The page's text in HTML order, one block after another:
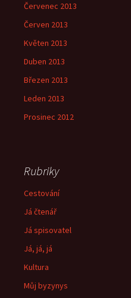
Červenec 2013
Červen 2013
Květen 2013
Duben 2013
Březen 2013
Leden 2013
Prosinec 2012
Rubriky
Cestování
Já čtenář
Já spisovatel
Já, já, já
Kultura
Můj byzynys